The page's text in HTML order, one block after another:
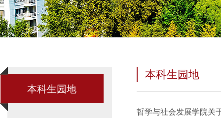
本科生园地
本科生园地
哲学与社会发展学院关